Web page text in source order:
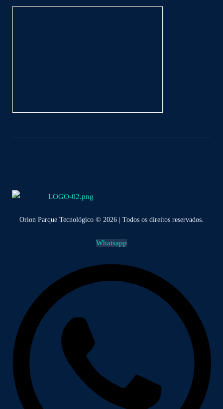
Orion Parque Tecnológico © 2026 | Todos os direitos reservados.
Whatsapp